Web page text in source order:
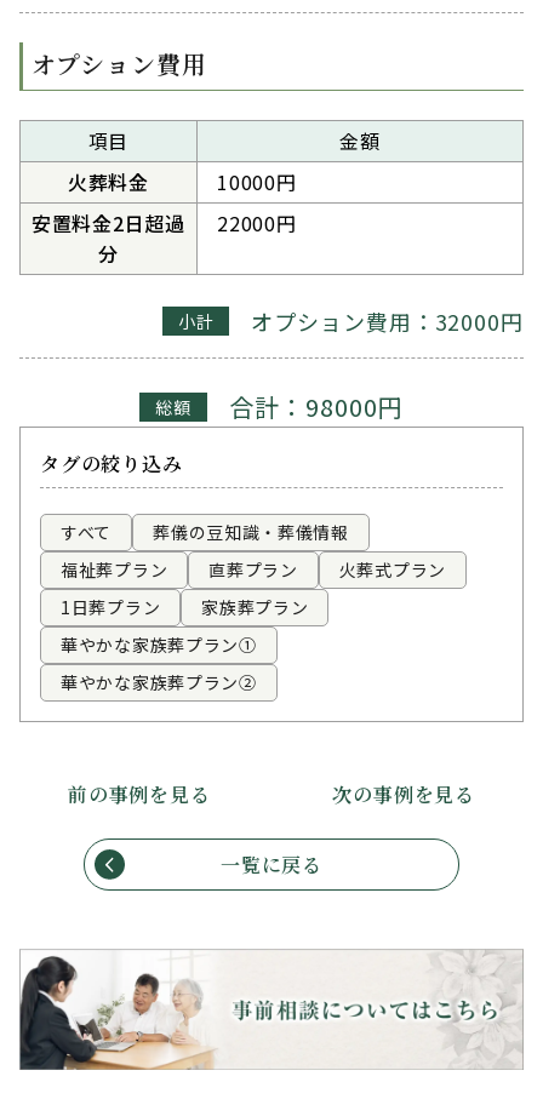
オプション費用
項目
金額
火葬料金
10000円
安置料金2日超過
分
22000円
小計 オプション費用：32000円
総額 合計：98000円
タグの絞り込み
すべて
葬儀の豆知識・葬儀情報
福祉葬プラン
直葬プラン
火葬式プラン
1日葬プラン
家族葬プラン
華やかな家族葬プラン①
華やかな家族葬プラン②
前の事例を見る
一覧に戻る
次の事例を見る